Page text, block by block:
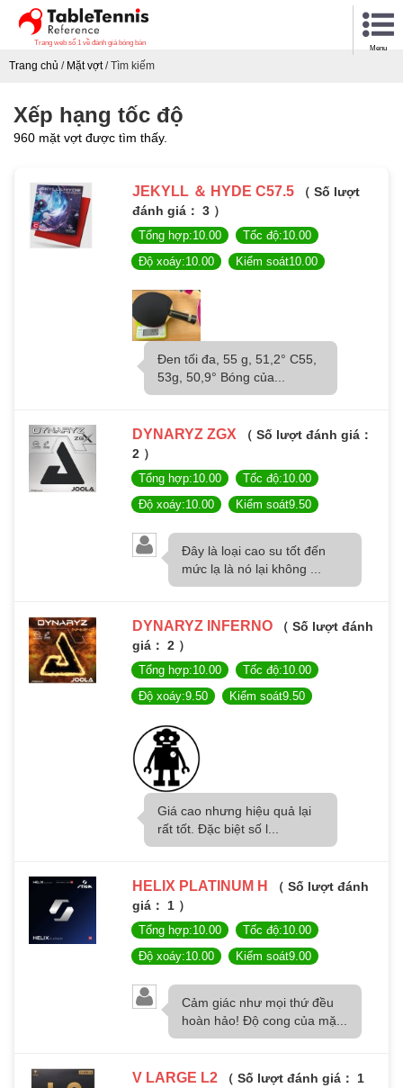
Trang web số 1 về đánh giá bóng bàn
Menu
Trang chủ / Mặt vợt/Tìm kiếm
Xếp hạng tốc độ
960 mặt vợt được tìm thấy.
JEKYLL ＆ HYDE C57.5 （ Số lượt
đánh giá： 3 ）
Tổng hợp:10.00
Tốc độ:10.00
Độ xoáy:10.00
Kiểm soát10.00
Đen tối đa, 55 g, 51,2° C55,
53g, 50,9° Bóng của...
DYNARYZ ZGX （ Số lượt đánh giá：
2 ）
Tổng hợp:10.00
Tốc độ:10.00
Độ xoáy:10.00
Kiểm soát9.50
Đây là loại cao su tốt đến
mức lạ là nó lại không ...
DYNARYZ INFERNO （ Số lượt đánh
giá： 2 ）
Tổng hợp:10.00
Tốc độ:10.00
Độ xoáy:9.50
Kiểm soát9.50
Giá cao nhưng hiệu quả lại
rất tốt. Đặc biệt số l...
HELIX PLATINUM H
（ Số lượt đánh
giá： 1 ）
Tổng hợp:10.00
Tốc độ:10.00
Độ xoáy:10.00
Kiểm soát9.00
Cảm giác như mọi thứ đều
hoàn hảo! Độ cong của mặ...
V LARGE L2 （ Số lượt đánh giá： 1